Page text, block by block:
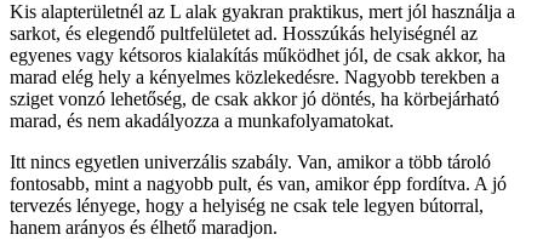
Kis alapterületnél az L alak gyakran praktikus, mert jól használja a
sarkot, és elegendő pultfelületet ad. Hosszúkás helyiségnél az
egyenes vagy kétsoros kialakítás működhet jól, de csak akkor, ha
marad elég hely a kényelmes közlekedésre. Nagyobb terekben a
sziget vonzó lehetőség, de csak akkor jó döntés, ha körbejárható
marad, és nem akadályozza a munkafolyamatokat.
Itt nincs egyetlen univerzális szabály. Van, amikor a több tároló
fontosabb, mint a nagyobb pult, és van, amikor épp fordítva. A jó
tervezés lényege, hogy a helyiség ne csak tele legyen bútorral,
hanem arányos és élhető maradjon.